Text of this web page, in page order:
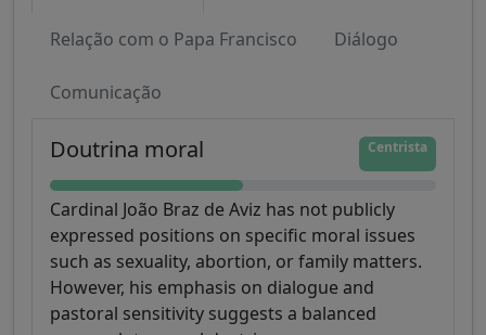
Relação com o Papa Francisco Diálogo
Comunicação
Doutrina moral Centrista
Cardinal João Braz de Aviz has not publicly
expressed positions on specific moral issues
such as sexuality, abortion, or family matters.
However, his emphasis on dialogue and
pastoral sensitivity suggests a balanced